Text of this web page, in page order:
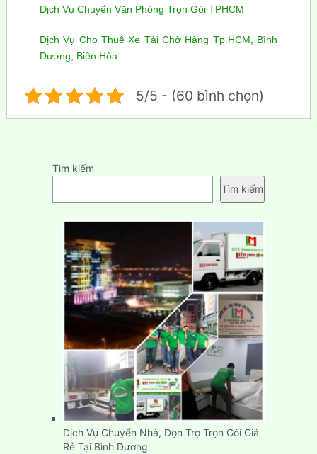
Dịch Vụ Chuyển Văn Phòng Trọn Gói TPHCM
Dịch Vụ Cho Thuê Xe Tải Chở Hàng Tp.HCM, Bình
Dương, Biên Hòa
5/5 - (60 bình chọn)
Tìm kiếm
Tìm kiếm
Dịch Vụ Chuyển Nhà, Dọn Trọ Trọn Gói Giá
Rẻ Tại Bình Dương